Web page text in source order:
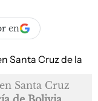
en
Santa Cruz